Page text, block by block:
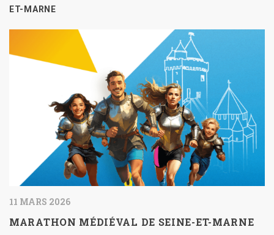
ET-MARNE
11 MARS 2026
MARATHON MÉDIÉVAL DE SEINE-ET-MARNE